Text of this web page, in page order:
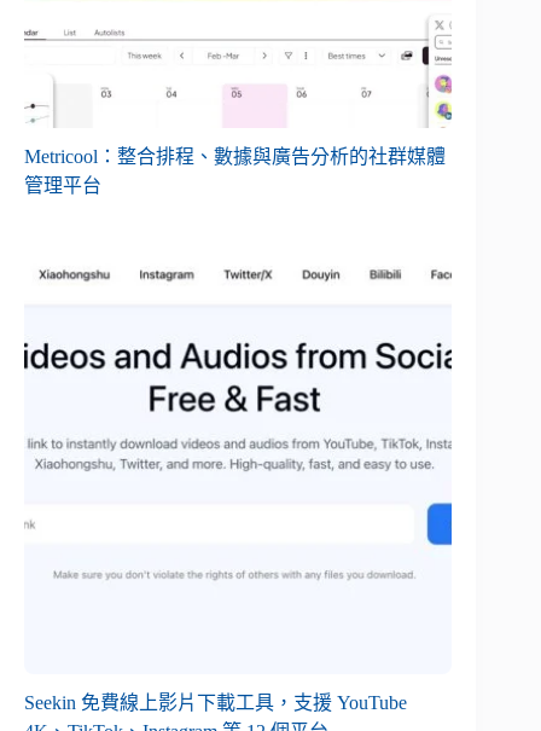
Metricool：整合排程、數據與廣告分析的社群媒體
管理平台
Seekin 免費線上影片下載工具，支援 YouTube